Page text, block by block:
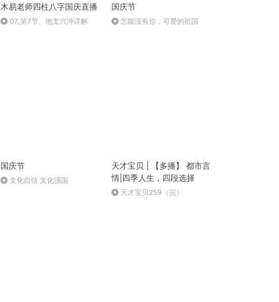
木易老师四柱八字国庆直播
07_第7节、地支六冲详解
国庆节
怎能没有你，可爱的祖国
国庆节
文化自信 文化强国
天才宝贝 | 【多播】 都市言
情|四季人生，四段选择
天才宝贝259（完）